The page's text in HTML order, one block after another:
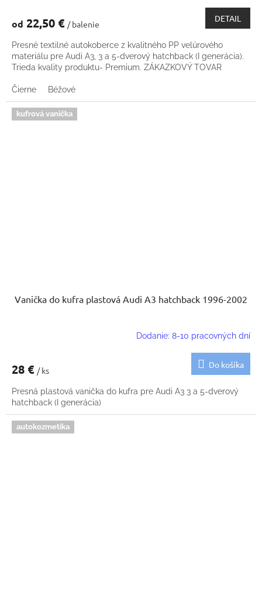
od 22,50 € / balenie
DETAIL
Presné textilné autokoberce z kvalitného PP velúrového
materiálu pre Audi A3, 3 a 5-dverový hatchback (I generácia).
Trieda kvality produktu- Premium. ZÁKAZKOVÝ TOVAR
Čierne Béžové
kufrová vanička
Vanička do kufra plastová Audi A3 hatchback 1996-2002
Dodanie: 8-10 pracovných dní
28 € / ks
Do košíka
Presná plastová vanička do kufra pre Audi A3 3 a 5-dverový
hatchback (I generácia)
autokozmetika